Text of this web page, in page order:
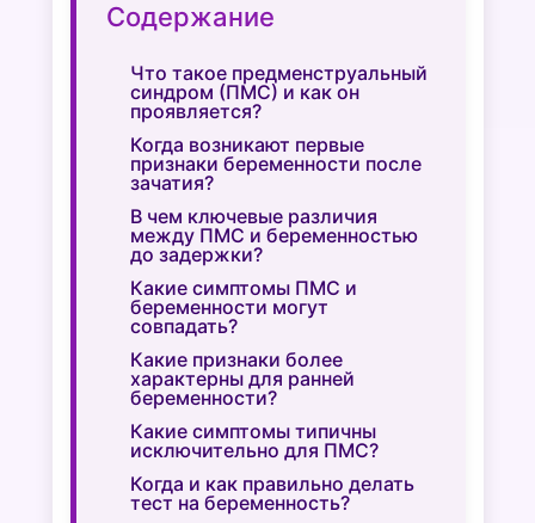
Содержание
Что такое предменструальный
синдром (ПМС) и как он
проявляется?
Когда возникают первые
признаки беременности после
зачатия?
В чем ключевые различия
между ПМС и беременностью
до задержки?
Какие симптомы ПМС и
беременности могут
совпадать?
Какие признаки более
характерны для ранней
беременности?
Какие симптомы типичны
исключительно для ПМС?
Когда и как правильно делать
тест на беременность?